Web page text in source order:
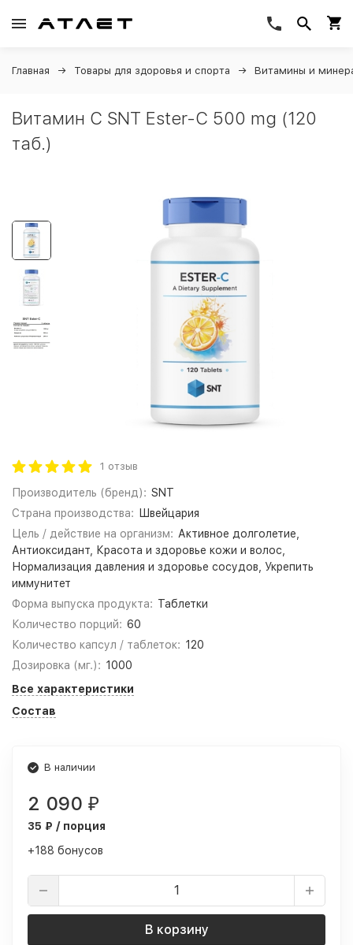
Главная Товары для здоровья и спорта Витамины и
Витамин C SNT Ester-C 500 mg (120
таб.)
1 отзыв
Производитель (бренд): SNT
Страна производства:
Швейцария
Цель / действие на организм: Активное долголетие,
Антиоксидант, Красота и здоровье кожи и волос,
Нормализация давления и здоровье сосудов, Укрепить
иммунитет
Форма выпуска продукта: Таблетки
Количество порций: 60
Количество капсул / таблеток: 120
Дозировка (мг.): 1000
Все характеристики
Состав
В наличии
2 090 ₽
35 ₽ / порция
+188 бонусов
В корзину